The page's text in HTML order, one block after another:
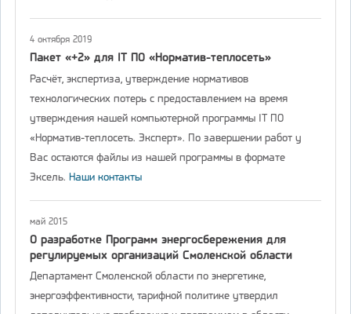
4 октября 2019
Пакет «+2» для IT ПО «Норматив-теплосеть»
Расчёт, экспертиза, утверждение нормативов
технологических потерь с предоставлением на время
утверждения нашей компьютерной программы IT ПО
«Норматив-теплосеть. Эксперт». По завершении работ у
Вас остаются файлы из нашей программы в формате
Эксель. Наши контакты
май 2015
О разработке Программ энергосбережения для
регулируемых организаций Смоленской области
Департамент Смоленской области по энергетике,
энергоэффективности, тарифной политике утвердил